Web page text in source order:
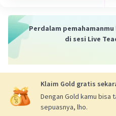
Sebuah nefronterdiri
Malpighi
yang disebut
kapsula Bowman.
penyaringan darah
Perdalam
di sesi Live
Klaim Gold gratis
Dengan Gold kamu bisa
sepuasnya, lho.